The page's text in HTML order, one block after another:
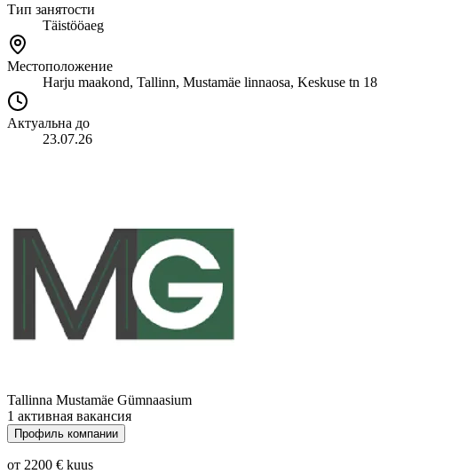
Тип занятости
Täistööaeg
Местоположение
Harju maakond, Tallinn, Mustamäe linnaosa, Keskuse tn 18
Актуальна до
23.07.26
Tallinna Mustamäe Gümnaasium
1 активная вакансия
Профиль компании
от 2200 € kuus